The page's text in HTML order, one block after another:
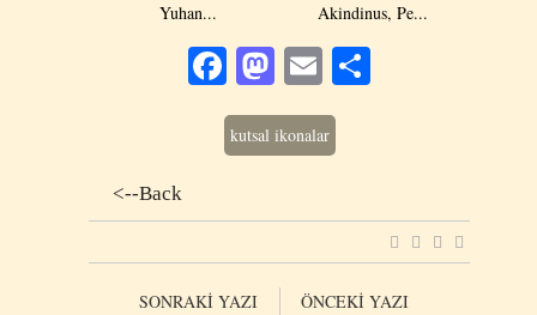
Yuhan...
Akindinus, Pe...
Facebook
Mastodon
Email
kutsal ikonalar
<--Back
SONRAKİ YAZI ÖNCEKİ YAZI